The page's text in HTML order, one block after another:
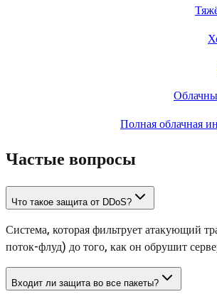
Полная облачная
Частые вопросы
Что такое защита от DDoS?
Система, которая фильтрует атакующий
поток-флуд) до того, как он обрушит
Входит ли защита во все пакеты?